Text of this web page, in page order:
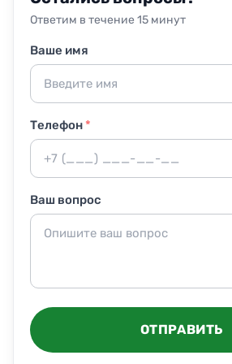
Ответим в течение 15 минут
Ваше имя
Телефон*
Ваш вопрос
ОТПРАВИТЬ
или передают их прорабу.